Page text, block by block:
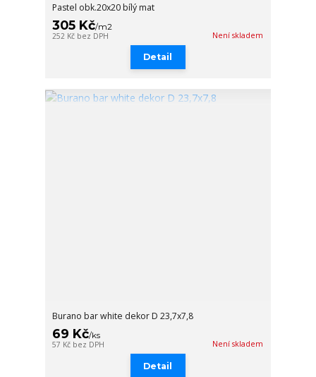
Pastel obk.20x20 bílý mat
305 Kč/m2
252 Kč bez DPH Není skladem
Detail
Burano bar white dekor D 23,7x7,8
69 Kč/ks
57 Kč bez DPH Není skladem
Detail